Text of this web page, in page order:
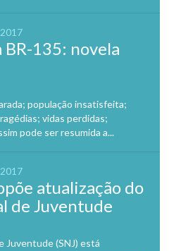
BR-135: novela
população insatisfeita;
vidas perdidas;
pode ser resumida a...
atualização do
de Juventude
Juventude (SNJ) está